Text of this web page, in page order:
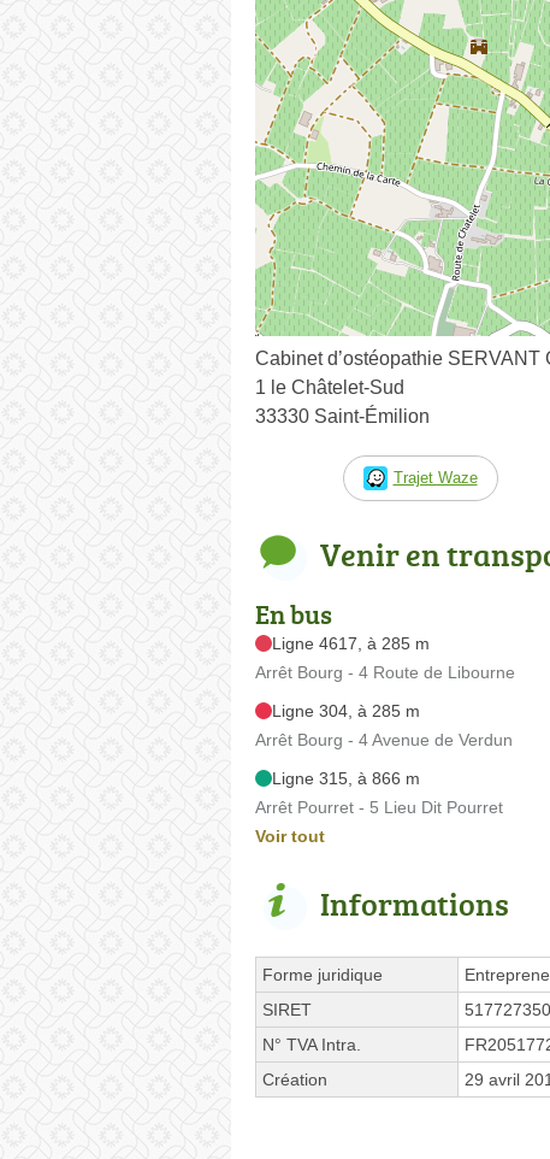
Cabinet d’ostéopathie SERVANT
1 le Châtelet-Sud
33330 Saint-Émilion
Trajet Waze
Venir en
En bus
Ligne 4617, à 285 m
Arrêt Bourg - 4 Route de Libourne
Ligne 304, à 285 m
Arrêt Bourg - 4 Avenue de Verdun
Ligne 315, à 866 m
Arrêt Pourret - 5 Lieu Dit Pourret
Voir tout
Informations
Forme juridique
SIRET
N° TVA Intra.
Création
29 avril